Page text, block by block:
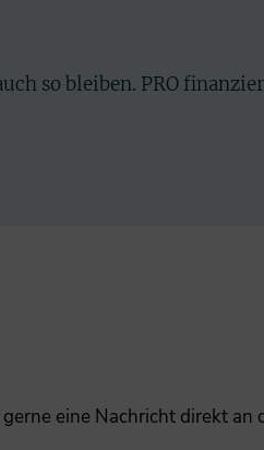
so bleiben. PRO
eine Nachricht direkt an